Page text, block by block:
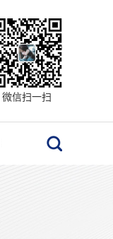
微信扫一扫